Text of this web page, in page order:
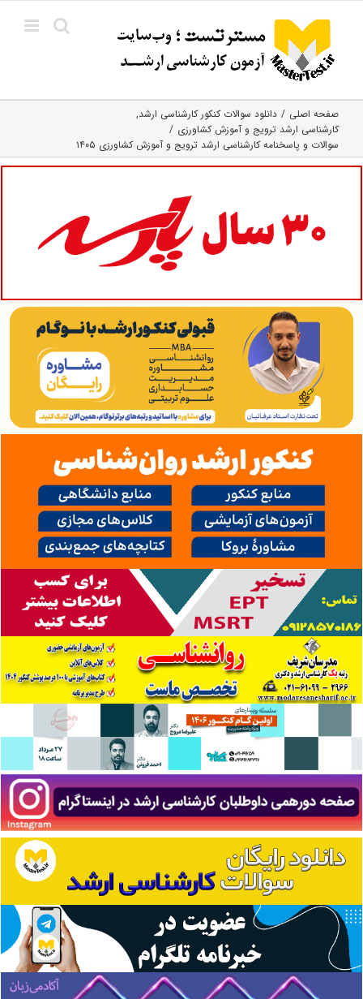
content
صفحه اصلی
دانلود سوالات کنکور کارشناسی ارشد
کارشناسی ارشد ترویج و آموزش کشاورزی
سوالات و پاسخنامه کارشناسی ارشد ترویج و آموزش کشاورزی ۱۴۰۵